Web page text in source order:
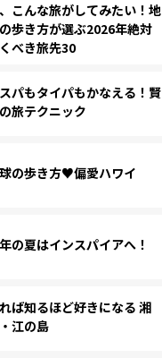
こんな旅がしてみたい！地
歩き方が選ぶ2026年絶対
べき旅先30
パもタイパもかなえる！賢
旅テクニック
の歩き方♥偏愛ハワイ
の夏はインスパイアへ！
ば知るほど好きになる 湘
江の島